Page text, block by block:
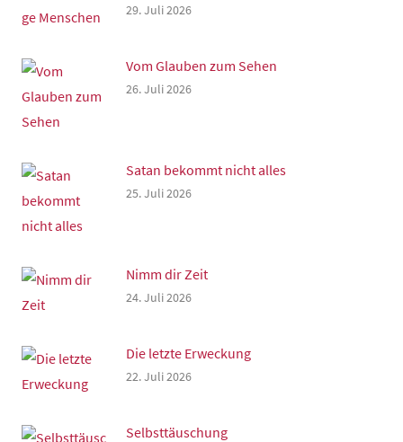
29. Juli 2026
Vom Glauben zum Sehen
26. Juli 2026
Satan bekommt nicht alles
25. Juli 2026
Nimm dir Zeit
24. Juli 2026
Die letzte Erweckung
22. Juli 2026
Selbsttäuschung